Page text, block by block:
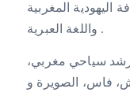
اليهودية المغربية
واللغة العبرية .
سياحي مغربي،
فاس، الصويرة و